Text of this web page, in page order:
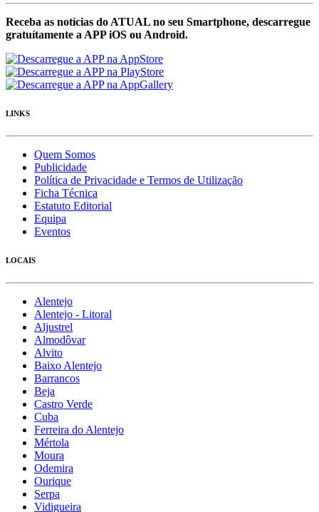
Receba as notícias do ATUAL no seu Smartphone, descarregue
gratuítamente a APP iOS ou Android.
LINKS
Quem Somos
Publicidade
Política de Privacidade e Termos de Utilização
Ficha Técnica
Estatuto Editorial
Equipa
Eventos
LOCAIS
Alentejo
Alentejo - Litoral
Aljustrel
Almodôvar
Alvito
Baixo Alentejo
Barrancos
Beja
Castro Verde
Cuba
Ferreira do Alentejo
Mértola
Moura
Odemira
Ourique
Serpa
Vidigueira